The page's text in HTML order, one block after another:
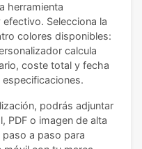
herramienta
Selecciona la
colores disponibles:
calcula
coste total y fecha
podrás adjuntar
PDF o imagen de alta
a paso para